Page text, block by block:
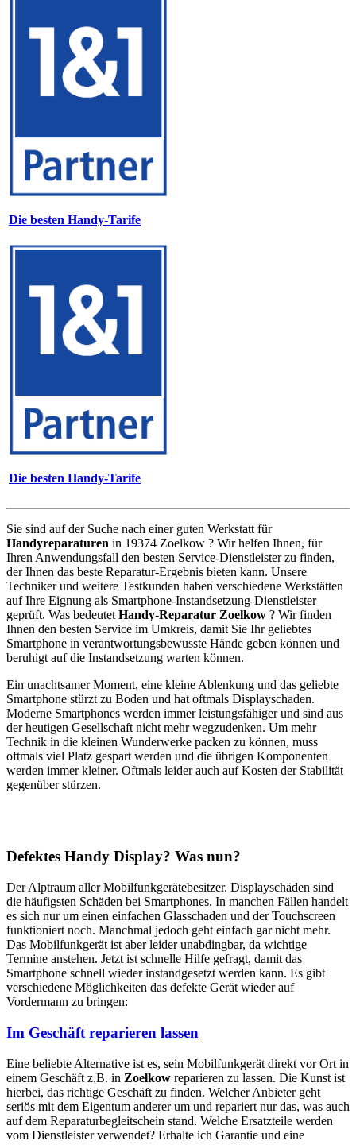
Die besten Handy-Tarife
Die besten Handy-Tarife
Sie sind auf der Suche nach einer guten Werkstatt für
Handyreparaturen in 19374 Zoelkow ? Wir helfen Ihnen, für
Ihren Anwendungsfall den besten Service-Dienstleister zu finden,
der Ihnen das beste Reparatur-Ergebnis bieten kann. Unsere
Techniker und weitere Testkunden haben verschiedene Werkstätten
auf Ihre Eignung als Smartphone-Instandsetzung-Dienstleister
geprüft. Was bedeutet Handy-Reparatur Zoelkow ? Wir finden
Ihnen den besten Service im Umkreis, damit Sie Ihr geliebtes
Smartphone in verantwortungsbewusste Hände geben können und
beruhigt auf die Instandsetzung warten können.
Ein unachtsamer Moment, eine kleine Ablenkung und das geliebte
Smartphone stürzt zu Boden und hat oftmals Displayschaden.
Moderne Smartphones werden immer leistungsfähiger und sind aus
der heutigen Gesellschaft nicht mehr wegzudenken. Um mehr
Technik in die kleinen Wunderwerke packen zu können, muss
oftmals viel Platz gespart werden und die übrigen Komponenten
werden immer kleiner. Oftmals leider auch auf Kosten der Stabilität
gegenüber stürzen.
Defektes Handy Display? Was nun?
Der Alptraum aller Mobilfunkgerätebesitzer. Displayschäden sind
die häufigsten Schäden bei Smartphones. In manchen Fällen handelt
es sich nur um einen einfachen Glasschaden und der Touchscreen
funktioniert noch. Manchmal jedoch geht einfach gar nicht mehr.
Das Mobilfunkgerät ist aber leider unabdingbar, da wichtige
Termine anstehen. Jetzt ist schnelle Hilfe gefragt, damit das
Smartphone schnell wieder instandgesetzt werden kann. Es gibt
verschiedene Möglichkeiten das defekte Gerät wieder auf
Vordermann zu bringen:
Im Geschäft reparieren lassen
Eine beliebte Alternative ist es, sein Mobilfunkgerät direkt vor Ort in
einem Geschäft z.B. in Zoelkow reparieren zu lassen. Die Kunst ist
hierbei, das richtige Geschäft zu finden. Welcher Anbieter geht
seriös mit dem Eigentum anderer um und repariert nur das, was auch
auf dem Reparaturbegleitschein stand. Welche Ersatzteile werden
vom Dienstleister verwendet? Erhalte ich Garantie und eine